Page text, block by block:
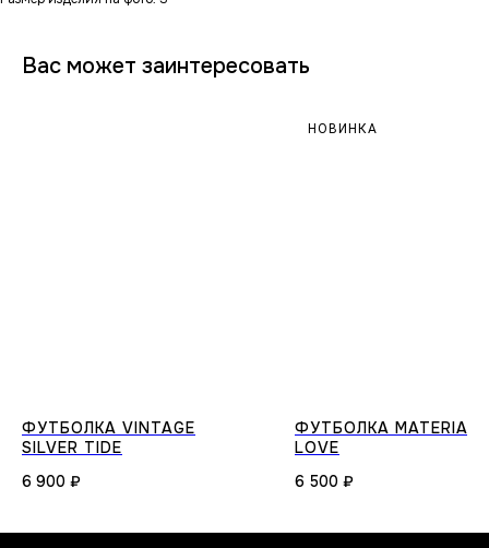
Вас может заинтересовать
ФУТБОЛКА VINTAGE
SILVER TIDE
6 900 ₽
НОВИНКА
ФУТБОЛКА MATERIAL
LOVE
6 500 ₽